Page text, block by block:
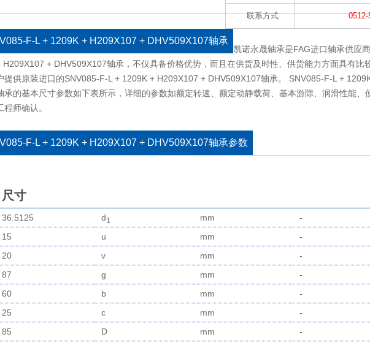
联系方式 0512-
F-L + 1209K + H209X107 + DHV509X107轴承
凯诺永晟轴承是FAG进口轴承供应
H209X107 + DHV509X107轴承，不仅具备价格优势，而且在供货及时性、供货能力方面具有比
提供原装进口的SNV085-F-L + 1209K + H209X107 + DHV509X107轴承。 SNV085-F-L +
承的基本尺寸参数如下表所示，详细的参数如额定转速、额定动静载荷、基本游隙、润滑性能、
程师确认。
F-L + 1209K + H209X107 + DHV509X107轴承参数
尺寸
36.5125 d1 mm
-
15
u mm
-
20
v mm
-
87
g mm
-
60
b mm
-
25
c mm
-
85
D mm
-